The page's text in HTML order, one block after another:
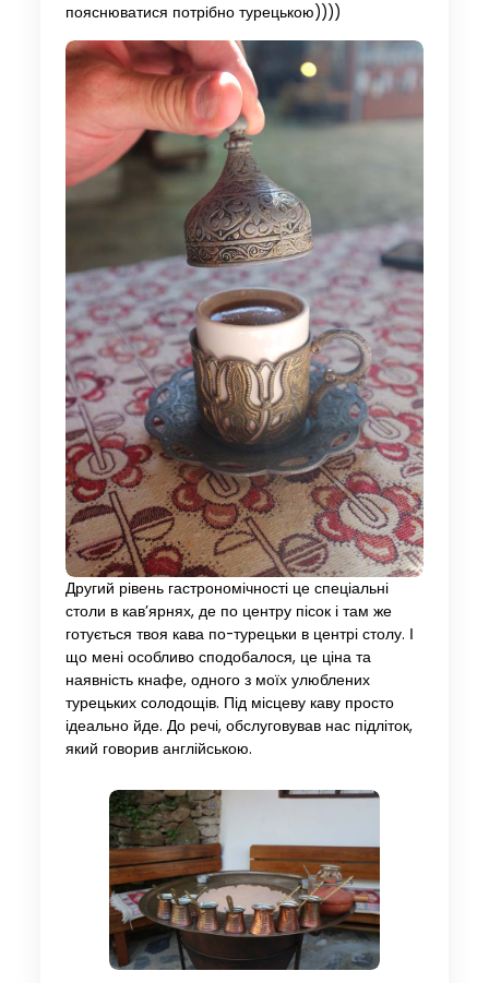
пояснюватися потрібно турецькою))))
Другий рівень гастрономічності це спеціальні
столи в кав’ярнях, де по центру пісок і там же
готується твоя кава по-турецьки в центрі столу. І
що мені особливо сподобалося, це ціна та
наявність кнафе, одного з моїх улюблених
турецьких солодощів. Під місцеву каву просто
ідеально йде. До речі, обслуговував нас підліток,
який говорив англійською.